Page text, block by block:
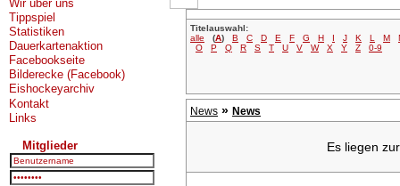
Wir über uns
Tippspiel
Statistiken
Dauerkartenaktion
Facebookseite
Bilderecke (Facebook)
Eishockeyarchiv
Kontakt
Links
Mitglieder
Titelauswahl:
alle
(A) B C D E F G H I J K L M
O
P Q R S T U V W X Y Z 0-9
News » News
Es liegen